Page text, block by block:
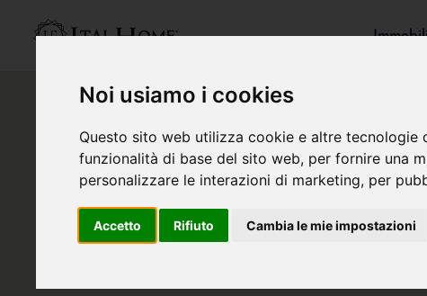
Noi usiamo i cookies
Questo sito web utilizza cookie e altre
funzionalità di base del sito web, per fornire una
personalizzare le interazioni di marketing, per
Accetto Rifiuto Cambia le mie impostazioni